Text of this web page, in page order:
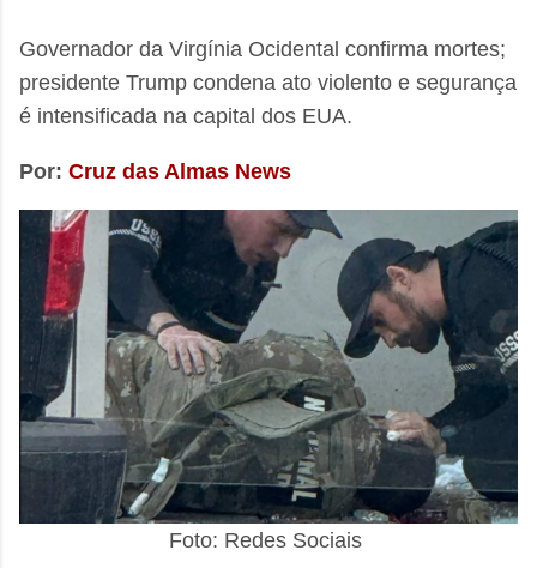
Governador da Virgínia Ocidental confirma mortes;
presidente Trump condena ato violento e segurança
é intensificada na capital dos EUA.
Por: Cruz das Almas News
Foto: Redes Sociais